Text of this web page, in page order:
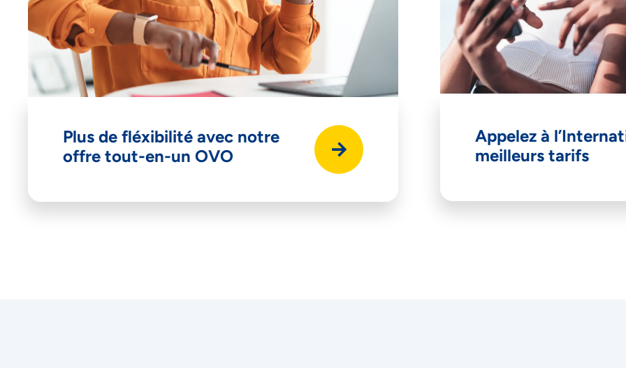
Plus de fléxibilité avec notre
offre tout-en-un OVO
Appelez à
meilleurs tarifs
NOUS ACCORDONS DE
L'IMPORTANCE À VOTRE VIE